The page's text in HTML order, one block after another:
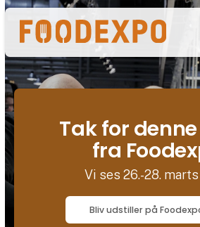
Tak for
fra
Vi ses 26.-28.
Bliv udstiller på